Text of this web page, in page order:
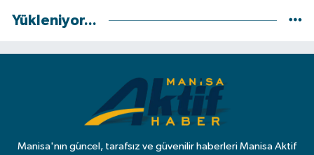
Yükleniyor...
Manisa'nın güncel, tarafsız ve güvenilir haberleri Manisa Aktif